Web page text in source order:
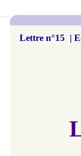
Lettre n°15 |